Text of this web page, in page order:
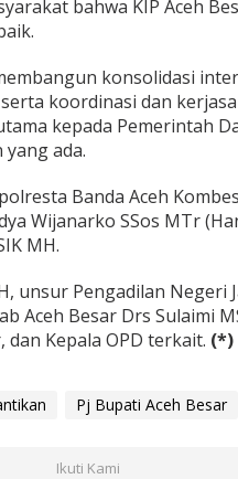
bahwa KIP Aceh
konsolidasi
koordinasi dan
kepada Pemerintah
ada.
Banda Aceh
Wijanarko SSos MTr
MH.
unsur Pengadilan Negeri
Aceh Besar Drs Sulaimi
dan Kepala OPD terkait. (*)
Pj Bupati Aceh Besar
Ikuti Kami